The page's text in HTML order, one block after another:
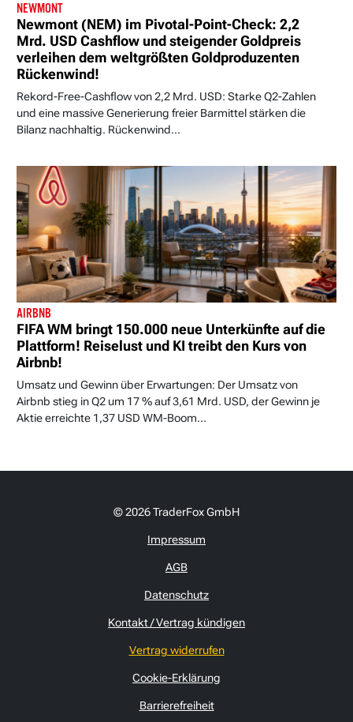
NEWMONT
Newmont (NEM) im Pivotal-Point-Check: 2,2
Mrd. USD Cashflow und steigender Goldpreis
verleihen dem weltgrößten Goldproduzenten
Rückenwind!
Rekord-Free-Cashflow von 2,2 Mrd. USD: Starke Q2-Zahlen
und eine massive Generierung freier Barmittel stärken die
Bilanz nachhaltig. Rückenwind...
AIRBNB
FIFA WM bringt 150.000 neue Unterkünfte auf die
Plattform! Reiselust und KI treibt den Kurs von
Airbnb!
Umsatz und Gewinn über Erwartungen: Der Umsatz von
Airbnb stieg in Q2 um 17 % auf 3,61 Mrd. USD, der Gewinn je
Aktie erreichte 1,37 USD WM-Boom...
© 2026 TraderFox GmbH
Impressum
AGB
Datenschutz
Kontakt / Vertrag kündigen
Vertrag widerrufen
Cookie-Erklärung
Barrierefreiheit